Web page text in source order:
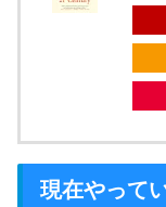
現在やって